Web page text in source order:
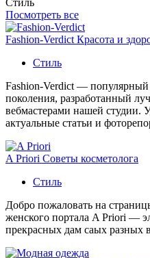
Посмотреть все
Fashion-Verdict Красота и
Стиль
Fashion-Verdict —
поколения, разработанный
вебмастерами нашей студии.
актуальные статьи и
A Priori Советы косметолога
Стиль
Добро пожаловать на
женского портала A Priori —
прекрасных дам саых разных